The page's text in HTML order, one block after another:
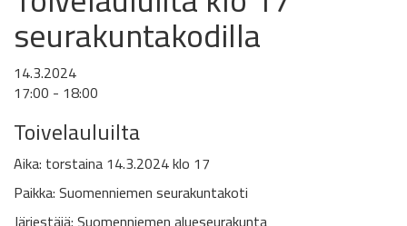
seurakuntakodilla
14.3.2024
17:00 - 18:00
Toivelauluilta
Aika: torstaina 14.3.2024 klo 17
Paikka: Suomenniemen seurakuntakoti